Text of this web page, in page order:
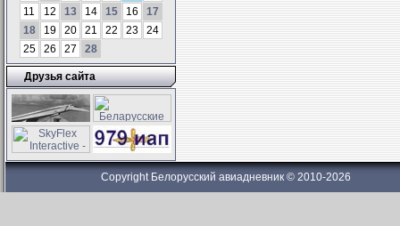
11
12 13 14 15 16
17
18
19 20 21 22 23
24
25
26 27 28
Друзья сайта
Copyright Белорусский авиадневник © 2010-2026